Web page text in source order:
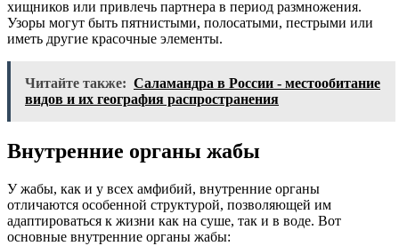
хищников или привлечь партнера в период размножения.
Узоры могут быть пятнистыми, полосатыми, пестрыми или
иметь другие красочные элементы.
Читайте также: Саламандра в России - местообитание
видов и их география распространения
Внутренние органы жабы
У жабы, как и у всех амфибий, внутренние органы
отличаются особенной структурой, позволяющей им
адаптироваться к жизни как на суше, так и в воде. Вот
основные внутренние органы жабы: